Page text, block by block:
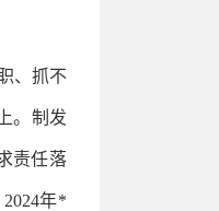
、抓不
。制发
责任落
年*